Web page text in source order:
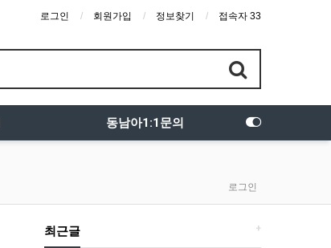
로그인 회원가입 정보찾기 접속자 33
동남아1:1문의
로그인
+
최근글